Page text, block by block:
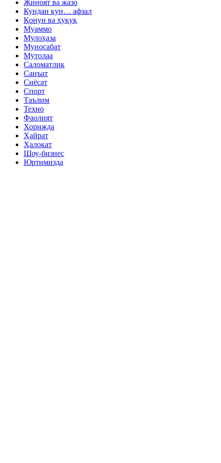
Жиноят ва жазо
Кундан кун… афзал
Қонун ва ҳуқуқ
Муаммо
Мулоҳаза
Муносабат
Мутолаа
Саломатлик
Санъат
Сиёсат
Спорт
Таълим
Техно
Фаолият
Хорижда
Ҳайрат
Ҳалокат
Шоу-бизнес
Юртимизда